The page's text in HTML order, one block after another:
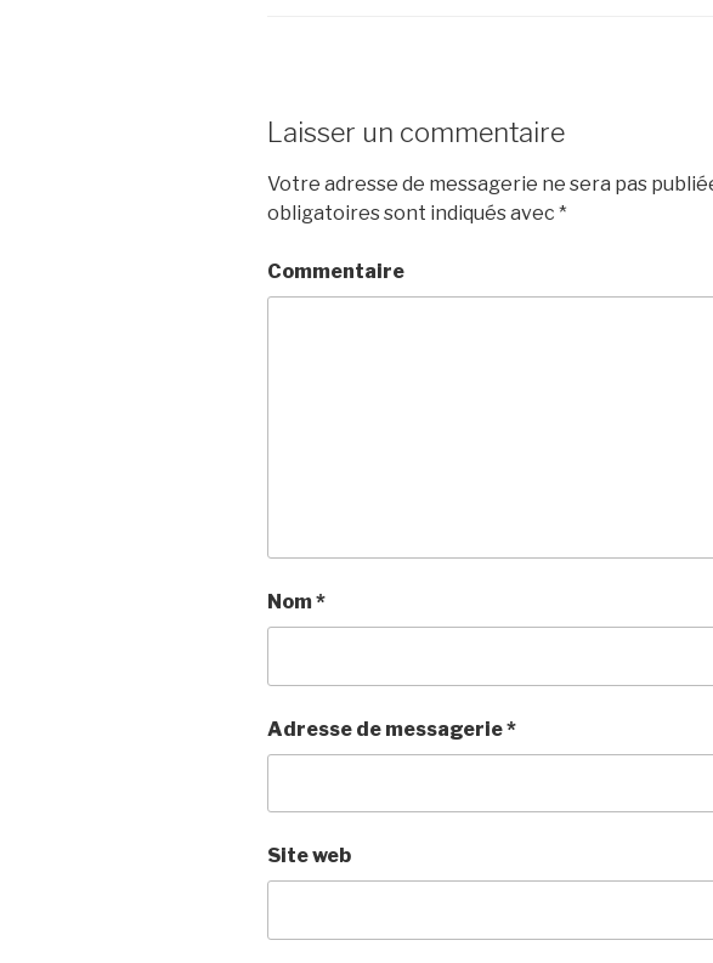
Laisser un commentaire
Votre adresse de messagerie ne sera pas
obligatoires sont indiqués avec *
Commentaire
Nom*
Adresse de messagerie*
Site web